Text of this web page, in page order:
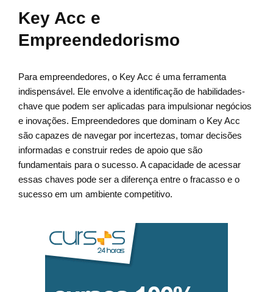
Key Acc e
Empreendedorismo
Para empreendedores, o Key Acc é uma ferramenta
indispensável. Ele envolve a identificação de habilidades-
chave que podem ser aplicadas para impulsionar negócios
e inovações. Empreendedores que dominam o Key Acc
são capazes de navegar por incertezas, tomar decisões
informadas e construir redes de apoio que são
fundamentais para o sucesso. A capacidade de acessar
essas chaves pode ser a diferença entre o fracasso e o
sucesso em um ambiente competitivo.